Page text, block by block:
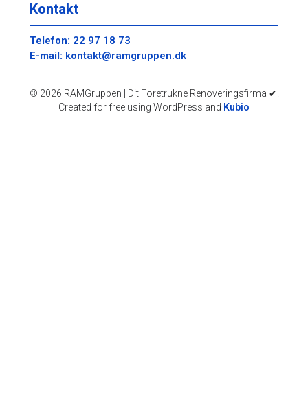
Kontakt
Telefon: 22 97 18 73
E-mail: kontakt@ramgruppen.dk
© 2026 RAMGruppen | Dit Foretrukne Renoveringsfirma ✔.
Created for free using WordPress and Kubio